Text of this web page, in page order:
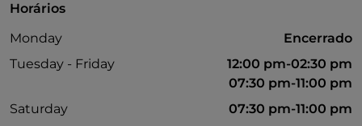
Visa
Horários
Monday
Encerrado
Tuesday - Friday
12:00 pm-02:30 pm
07:30 pm-11:00 pm
Saturday
07:30 pm-11:00 pm